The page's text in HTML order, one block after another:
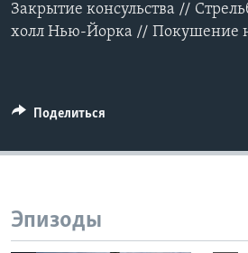
Языки
Закрытие консульства //
холл Нью-Йорка // Покушение
Поделиться
Эпизоды